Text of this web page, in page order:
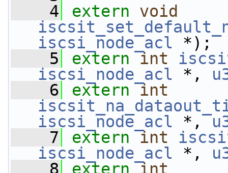
    4
extern
void
iscsi_node_acl *);
    5
extern int
iscsi_node_acl *,
    6
extern int
iscsi_node_acl *,
    7
extern int
iscsi_node_acl *,
    8
extern int